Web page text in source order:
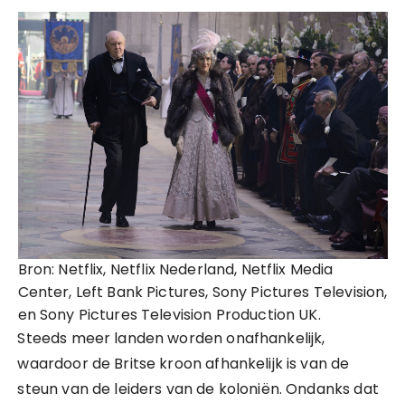
Bron: Netflix, Netflix Nederland, Netflix Media
Center, Left Bank Pictures, Sony Pictures Television,
en Sony Pictures Television Production UK.
Steeds meer landen worden onafhankelijk,
waardoor de Britse kroon afhankelijk is van de
steun van de leiders van de koloniën. Ondanks dat